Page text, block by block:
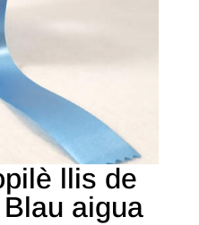
llis de
aigua